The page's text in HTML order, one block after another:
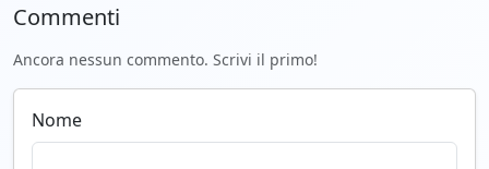
Commenti
Ancora nessun commento. Scrivi il primo!
Nome